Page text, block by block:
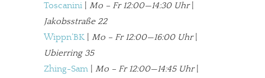
Toscanini
Mo – Fr 12:00—14:30 Uhr|
Jakobsstraße 22
Wippn’BK
Mo – Fr 12:00—16:00 Uhr|
Ubierring 35
Zhing-Sam
Mo – Fr 12:00—14:45 Uhr|